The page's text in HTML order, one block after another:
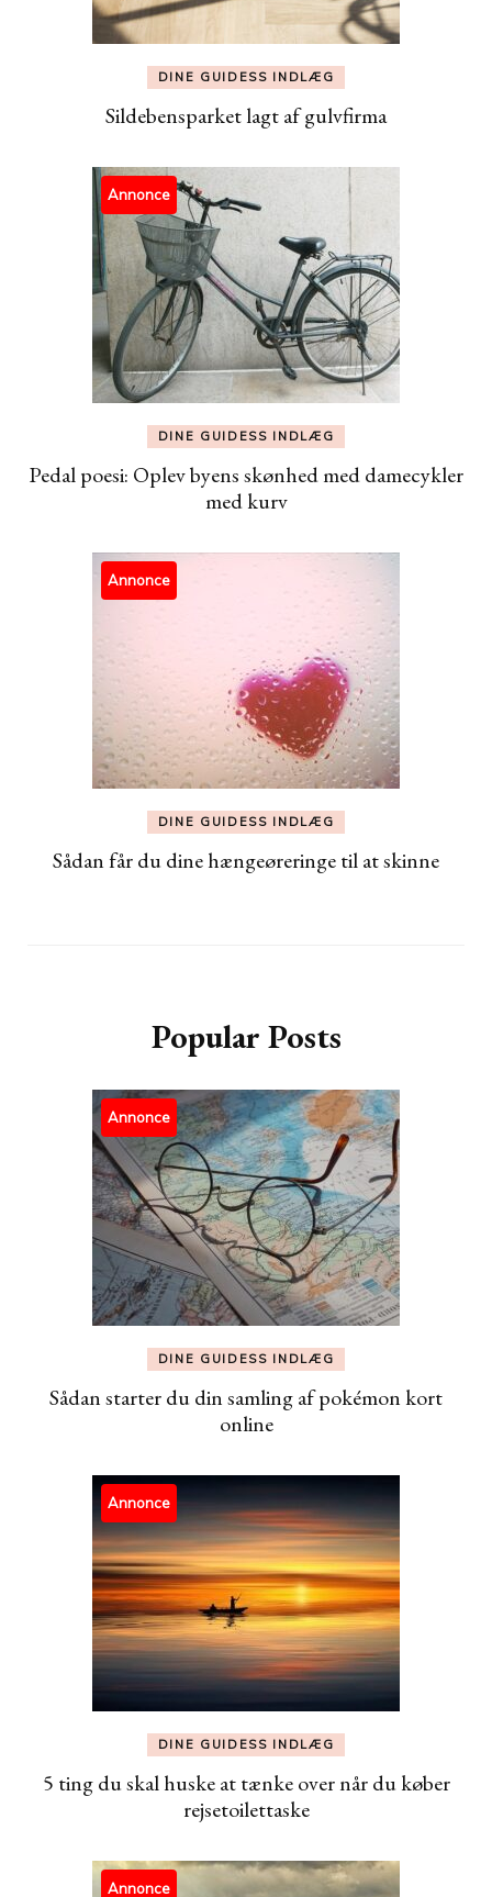
DINE GUIDESS INDLÆG
Sildebensparket lagt af gulvfirma
Annonce
DINE GUIDESS INDLÆG
Pedal poesi: Oplev byens skønhed med damecykler
med kurv
Annonce
DINE GUIDESS INDLÆG
Sådan får du dine hængeøreringe til at skinne
Popular Posts
Annonce
DINE GUIDESS INDLÆG
Sådan starter du din samling af pokémon kort
online
Annonce
DINE GUIDESS INDLÆG
5 ting du skal huske at tænke over når du køber
rejsetoilettaske
Annonce